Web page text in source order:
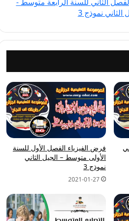
الثاني نموذج 3
فرض الفيزياء الفصل الأول للسنة
الأولى متوسط – الجيل الثاني
نموذج 3
2021-01-27